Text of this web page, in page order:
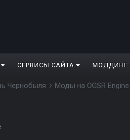
СЕРВИСЫ САЙТА МОДДИНГ
Чернобыля Моды на OGSR Engine